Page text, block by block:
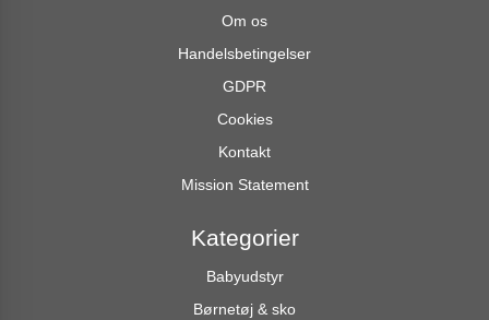
Om os
Handelsbetingelser
GDPR
Cookies
Kontakt
Mission Statement
Kategorier
Babyudstyr
Børnetøj & sko